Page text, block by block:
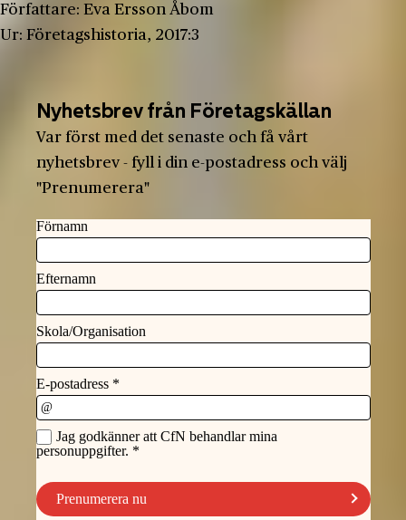
Författare: Eva Ersson Åbom
Ur: Företagshistoria, 2017:3
Nyhetsbrev från Företagskällan
Var först med det senaste och få vårt
nyhetsbrev - fyll i din e-postadress och välj
"Prenumerera"